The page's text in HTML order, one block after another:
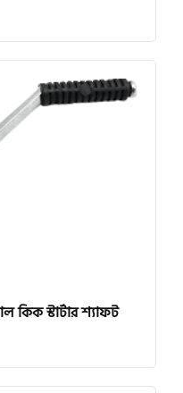
কিক স্টার্টার শ্যাফট